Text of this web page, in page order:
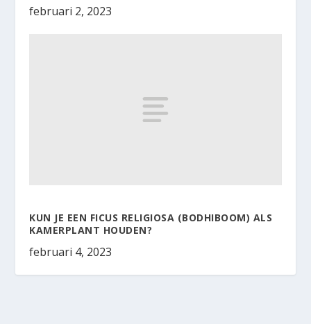
februari 2, 2023
KUN JE EEN FICUS RELIGIOSA (BODHIBOOM) ALS
KAMERPLANT HOUDEN?
februari 4, 2023